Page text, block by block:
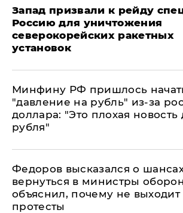
Запад призвали к рейду
Россию для уничтожения
северокорейских ракетных
установок
Минфину РФ пришлось
"давление на рубль" из-за
доллара: "Это плохая новость
рубля"
Федоров высказался о
вернуться в министры
объяснил, почему не выходит
протесты